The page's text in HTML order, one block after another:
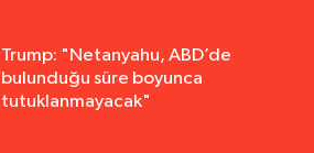
Trump: "Netanyahu, ABD’de
bulunduğu süre boyunca
tutuklanmayacak"